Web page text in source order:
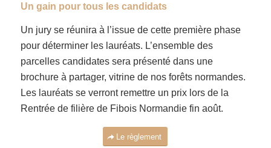
Un gain pour tous les candidats
Un jury se réunira à l’issue de cette première phase
pour déterminer les lauréats. L’ensemble des
parcelles candidates sera présenté dans une
brochure à partager, vitrine de nos forêts normandes.
Les lauréats se verront remettre un prix lors de la
Rentrée de filière de Fibois Normandie fin août.
Le règlement